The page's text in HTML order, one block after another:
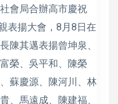
會局合辦高市慶祝
表揚大會，8月8日在
陳其邁表揚曾坤泉、
榮、吳平和、陳榮
蘇慶源、陳河川、林
、馬遠成、陳建福、